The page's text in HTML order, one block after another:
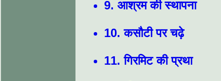
9. आश्रम की स्थापना
10. कसौटी पर चढ़े
11. गिरमिट की प्रथा